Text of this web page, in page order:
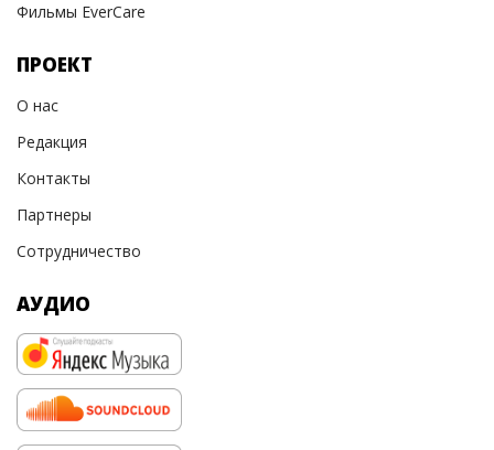
Фильмы EverCare
ПРОЕКТ
О нас
Редакция
Контакты
Партнеры
Сотрудничество
АУДИО